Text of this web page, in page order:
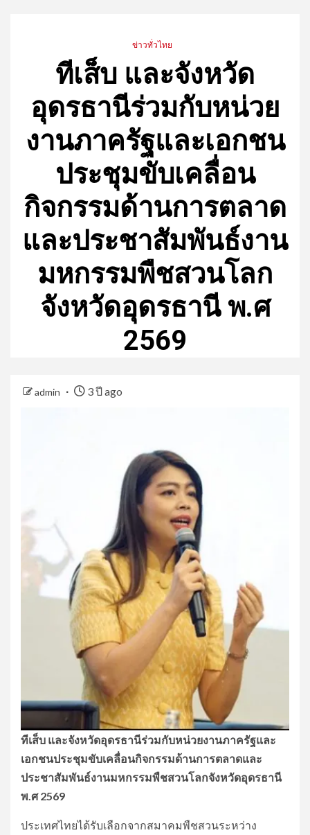
ข่าวทั่วไทย
ทีเส็บ และจังหวัด
อุดรธานีร่วมกับหน่วย
งานภาครัฐและเอกชน
ประชุมขับเคลื่อน
กิจกรรมด้านการตลาด
และประชาสัมพันธ์งาน
มหกรรมพืชสวนโลก
จังหวัดอุดรธานี พ.ศ
2569
admin 3 ปี ago
ทีเส็บ และจังหวัดอุดรธานีร่วมกับหน่วยงานภาครัฐและ
เอกชนประชุมขับเคลื่อนกิจกรรมด้านการตลาดและ
ประชาสัมพันธ์งานมหกรรมพืชสวนโลกจังหวัดอุดรธานี
พ.ศ 2569
ประเทศไทยได้รับเลือกจากสมาคมพืชสวนระหว่าง